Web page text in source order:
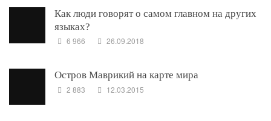
Как люди говорят о самом главном на других
языках?
6 966 26.09.2018
Остров Маврикий на карте мира
2 883 12.03.2015